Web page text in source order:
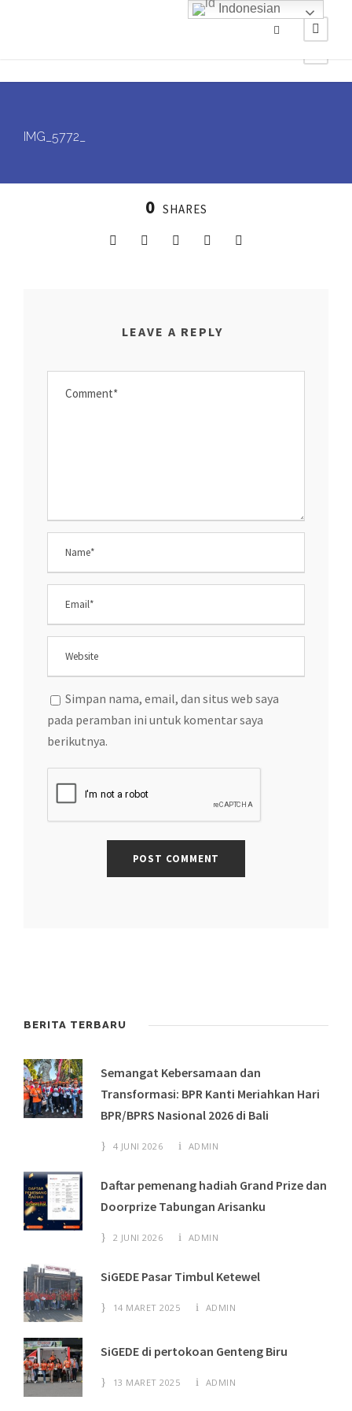
IMG_5772_
0 SHARES
LEAVE A REPLY
Simpan nama, email, dan situs web saya
pada peramban ini untuk komentar saya
berikutnya.
BERITA TERBARU
Semangat Kebersamaan dan
Transformasi: BPR Kanti Meriahkan Hari
BPR/BPRS Nasional 2026 di Bali
4 JUNI 2026 ADMIN
Daftar pemenang hadiah Grand Prize dan
Doorprize Tabungan Arisanku
2 JUNI 2026 ADMIN
SiGEDE Pasar Timbul Ketewel
14 MARET 2025 ADMIN
SiGEDE di pertokoan Genteng Biru
13 MARET 2025 ADMIN
Indonesian